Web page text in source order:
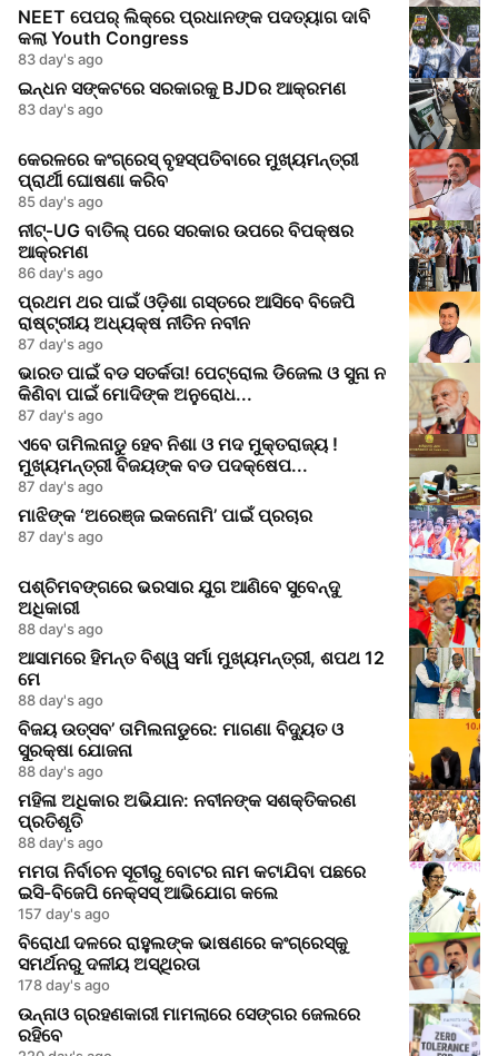
NEET ପେପର୍‌ ଲିକ୍‌ରେ ପ୍ରଧାନଙ୍କ ପଦତ୍ୟାଗ ଦାବି
କଲା Youth Congress
83 day's ago
ଇନ୍ଧନ ସଙ୍କଟରେ ସରକାରକୁ BJDର ଆକ୍ରମଣ
83 day's ago
କେରଳରେ କଂଗ୍ରେସ୍‌ ବୃହସ୍ପତିବାରେ ମୁଖ୍ୟମନ୍ତ୍ରୀ
ପ୍ରାର୍ଥୀ ଘୋଷଣା କରିବ
85 day's ago
ନୀଟ୍‑UG ବାତିଲ୍ ପରେ ସରକାର ଉପରେ ବିପକ୍ଷର
ଆକ୍ରମଣ
86 day's ago
ପ୍ରଥମ ଥର ପାଇଁ ଓଡ଼ିଶା ଗସ୍ତରେ ଆସିବେ ବିଜେପି
ରାଷ୍ଟ୍ରୀୟ ଅଧ୍ୟକ୍ଷ ନୀତିନ ନବୀନ
87 day's ago
ଭାରତ ପାଇଁ ବଡ ସତର୍କତା! ପେଟ୍ରୋଲ ଡିଜେଲ ଓ ସୁନା ନ
କିଣିବା ପାଇଁ ମୋଦିଙ୍କ ଅନୁରୋଧ...
87 day's ago
ଏବେ ତାମିଲନାଡୁ ହେବ ନିଶା ଓ ମଦ ମୁକ୍ତରାଜ୍ୟ !
ମୁଖ୍ୟମନ୍ତ୍ରୀ ବିଜୟଙ୍କ ବଡ ପଦକ୍ଷେପ...
87 day's ago
ମାଝିଙ୍କ ‘ଅରେଞ୍ଜ ଇକନୋମି’ ପାଇଁ ପ୍ରଚାର
87 day's ago
ପଶ୍ଚିମବଙ୍ଗରେ ଭରସାର ଯୁଗ ଆଣିବେ ସୁବେନ୍ଦୁ
ଅଧିକାରୀ
88 day's ago
ଆସାମରେ ହିମନ୍ତ ବିଶ୍ୱ ସର୍ମା ମୁଖ୍ୟମନ୍ତ୍ରୀ, ଶପଥ 12
ମେ
88 day's ago
ବିଜୟ ଉତ୍ସବ’ ତାମିଲନାଡୁରେ: ମାଗଣା ବିଦ୍ୟୁତ ଓ
ସୁରକ୍ଷା ଯୋଜନା
88 day's ago
ମହିଳା ଅଧିକାର ଅଭିଯାନ: ନବୀନଙ୍କ ସଶକ୍ତିକରଣ
ପ୍ରତିଶୃତି
88 day's ago
ମମତା ନିର୍ବାଚନ ସୂଚୀରୁ ବୋଟର ନାମ କଟାଯିବା ପଛରେ
ଇସି-ବିଜେପି ନେକ୍ସସ୍ ଆଭିଯୋଗ କଲେ
157 day's ago
ବିରୋଧୀ ଦଳରେ ରାହୁଲଙ୍କ ଭାଷଣରେ କଂଗ୍ରେସ୍‌କୁ
ସମର୍ଥନରୁ ଦଳୀୟ ଅସ୍ଥିରତା
178 day's ago
ଉନ୍ନାଓ ଗ୍ରହଣକାରୀ ମାମଲାରେ ସେଙ୍ଗର ଜେଲରେ
ରହିବେ